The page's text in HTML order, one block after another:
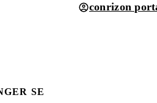
conrizon
SE